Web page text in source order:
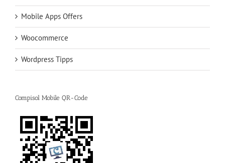
Mobile Apps Offers
Woocommerce
Wordpress Tipps
Compisol Mobile QR-Code